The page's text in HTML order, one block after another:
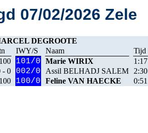
07/02/2026 Zele
DEGROOTE
IWY/S Naam
Tijd
101/0 Marie WIRIX
1:17
- 0 002/0 Assil BELHADJ SALEM
2:30
100/0 Feline VAN HAECKE 0:51